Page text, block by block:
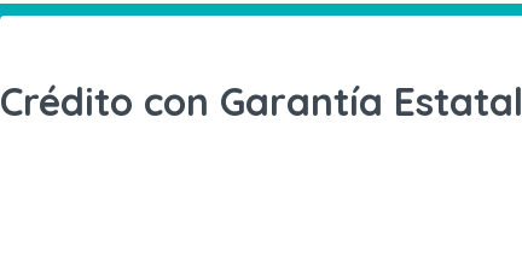
Crédito con Garantía Estatal